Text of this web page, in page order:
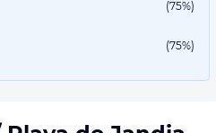
(75%)
(75%)